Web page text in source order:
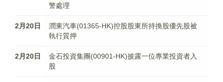
警處理
2月20日
潤東汽車(01365-HK)控股股東所持換股優先股被
執行質押
2月20日
金石投資集團(00901-HK)披露一位專業投資者入
股